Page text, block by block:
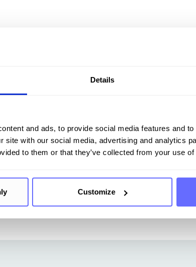
Details
and ads, to provide social media features and
site with our social media, advertising and analytics
to them or that they’ve collected from your use
Customize
Nachhaltigkeit